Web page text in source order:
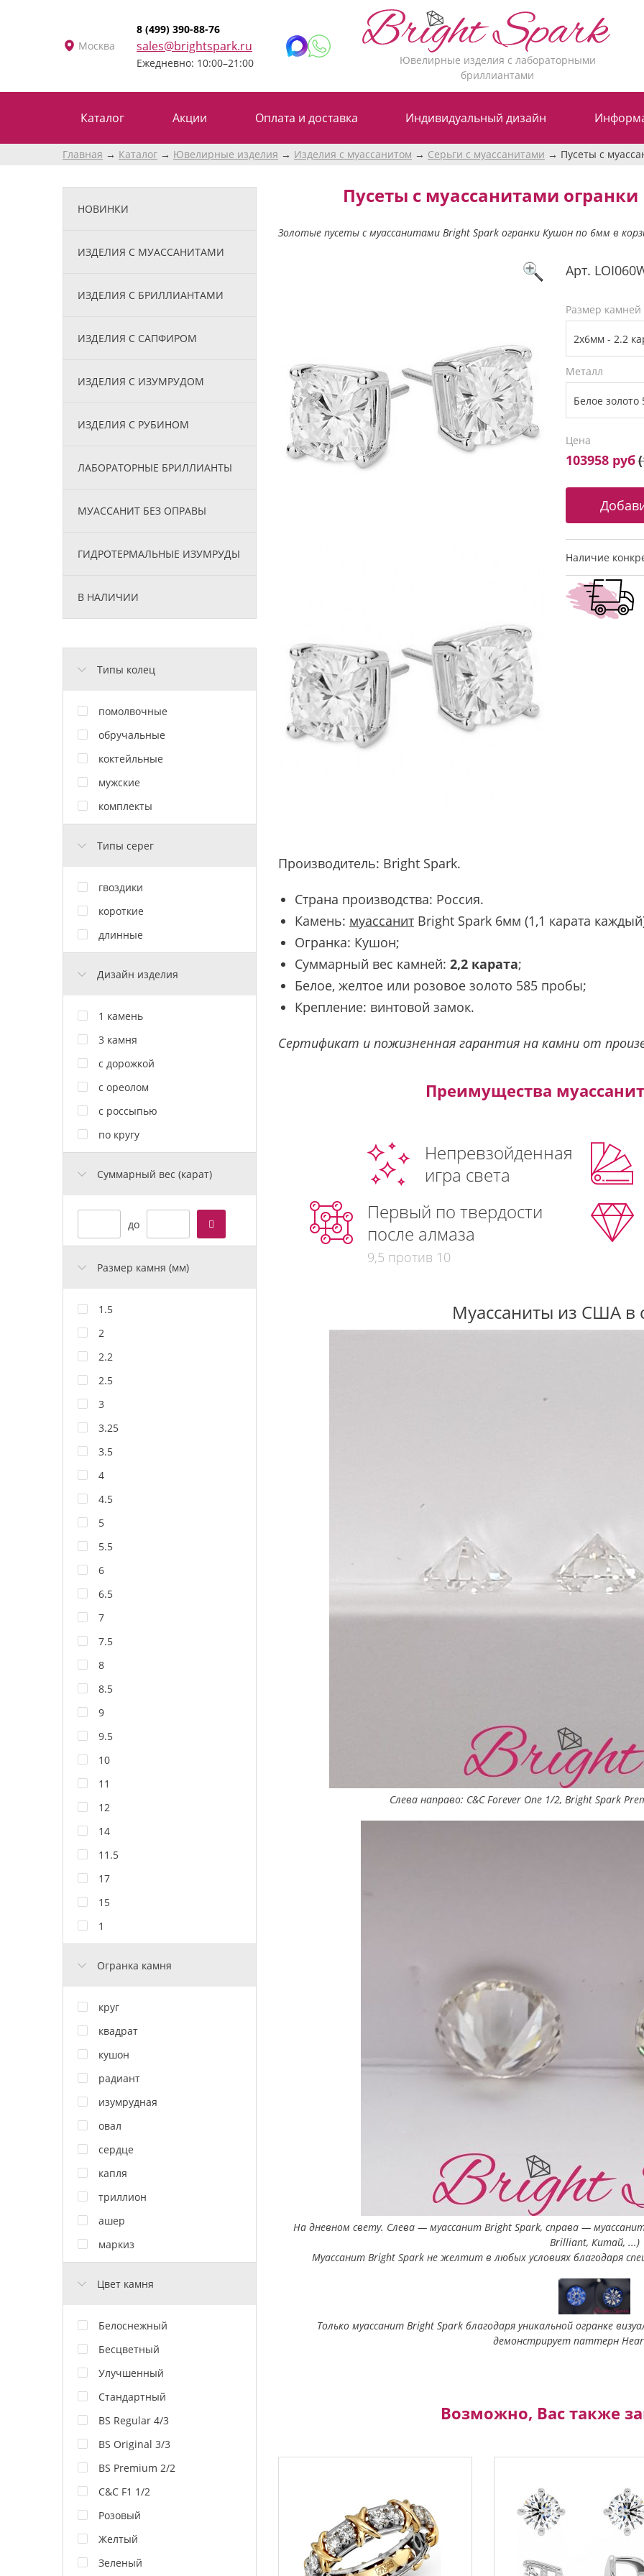
Москва
8 (499) 390-88-76
sales@brightspark.ru
Ежедневно: 10:00–21:00
Ювелирные изделия с лабораторными
бриллиантами
Каталог Акции Оплата и доставка Индивидуальный дизайн
Главная Каталог Ювелирные изделия Изделия с муассанитом Серьги с муассанитами Пусеты c
НОВИНКИ
ИЗДЕЛИЯ С МУАССАНИТАМИ
ИЗДЕЛИЯ С БРИЛЛИАНТАМИ
ИЗДЕЛИЯ С САПФИРОМ
ИЗДЕЛИЯ С ИЗУМРУДОМ
ИЗДЕЛИЯ С РУБИНОМ
ЛАБОРАТОРНЫЕ БРИЛЛИАНТЫ
МУАССАНИТ БЕЗ ОПРАВЫ
ГИДРОТЕРМАЛЬНЫЕ ИЗУМРУДЫ
В НАЛИЧИИ
Типы колец
помолвочные
обручальные
коктейльные
мужские
комплекты
Типы серег
гвоздики
короткие
длинные
Дизайн изделия
1 камень
3 камня
с дорожкой
с ореолом
с россыпью
по кругу
Cуммарный вес (карат)
до
Размер камня (мм)
1.5
2
2.2
2.5
3
3.25
3.5
4
4.5
5
5.5
6
6.5
7
7.5
8
8.5
9
9.5
10
11
12
14
11.5
17
15
1
Огранка камня
круг
квадрат
кушон
радиант
изумрудная
овал
сердце
капля
триллион
ашер
маркиз
Цвет камня
Белоснежный
Бесцветный
Улучшенный
Стандартный
BS Regular 4/3
BS Original 3/3
BS Premium 2/2
C&C F1 1/2
Розовый
Желтый
Зеленый
Пусеты c муассанитами
Золотые пусеты с муассанитами Bright Spark огранки Кушон по 6мм в
Арт.
Размер
Металл
Цена
103958 руб(
Наличие
Производитель: Bright Spark.
Страна производства: Россия.
Камень: муассанит Bright Spark 6мм (1,1 карата
Огранка: Кушон;
Суммарный вес камней: 2,2 карата;
Белое, желтое или розовое золото 585 пробы;
Крепление: винтовой замок.
Сертификат и пожизненная гарантия на камни от
Преимущества
Непревзойденная
игра света
Первый по твердости
после алмаза
9,5 против 10
Муассаниты из США в
Слева направо: C&C Forever One 1/2, Bright Spark
На дневном свету. Слева — муассанит Bright Spark, справа — муассанит
Brilliant, Китай, ...)
Муассанит Bright Spark не желтит в любых условиях благодаря
Только муассанит Bright Spark благодаря уникальной огранке
демонстрирует паттерн
Возможно, Вас также